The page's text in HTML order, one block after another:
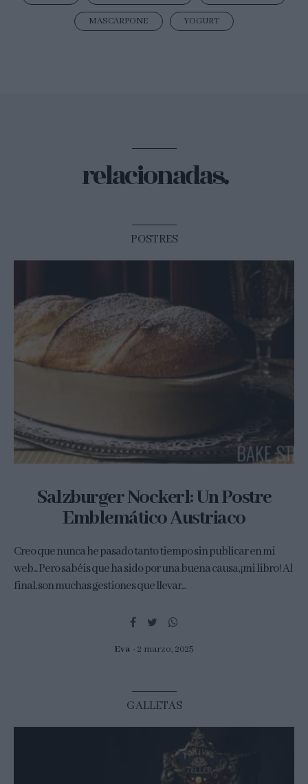
MASCARPONE YOGURT
relacionadas.
POSTRES
Salzburger Nockerl: Un Postre
Emblemático Austriaco
Creo que nunca he pasado tanto tiempo sin publicar en mi
web... Pero sabéis que ha sido por una buena causa, ¡mi libro! Al
final, son muchas gestiones que llevar...
Eva 2 marzo, 2025
GALLETAS